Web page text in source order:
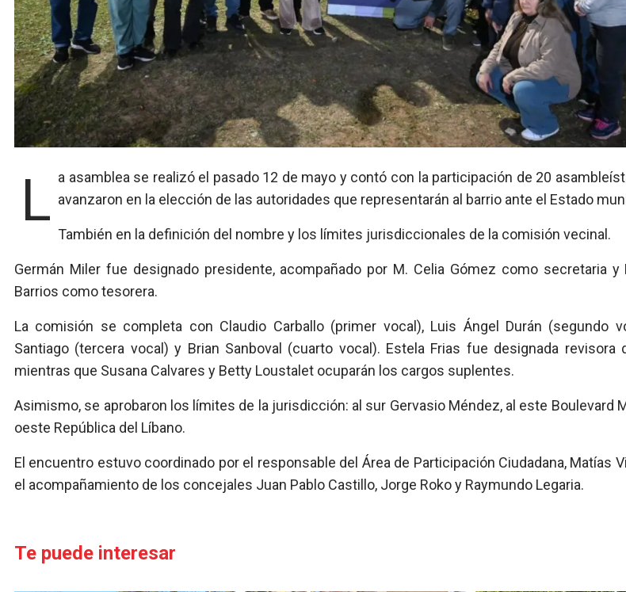
La asamblea se realizó el pasado 12 de mayo y contó con la participación de 20 asambleístas, quienes avanzaron en la elección de las autoridades que representarán al barrio ante el Estado
También en la definición del nombre y los límites jurisdiccionales de la comisión vecinal.
Germán Miler fue designado presidente, acompañado por M. Celia Gómez como secretaria y
Barrios como tesorera.
La comisión se completa con Claudio Carballo (primer vocal), Luis Ángel Durán (segundo
Santiago (tercera vocal) y Brian Sanboval (cuarto vocal). Estela Frias fue designada revisora
mientras que Susana Calvares y Betty Loustalet ocuparán los cargos suplentes.
Asimismo, se aprobaron los límites de la jurisdicción: al sur Gervasio Méndez, al este Boulevard
oeste República del Líbano.
El encuentro estuvo coordinado por el responsable del Área de Participación Ciudadana, Matías
el acompañamiento de los concejales Juan Pablo Castillo, Jorge Roko y Raymundo Legaria.
Te puede interesar